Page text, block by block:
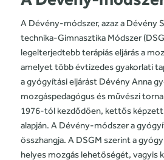
A Dévény-módszer, azaz a Dévény
technika-Gimnasztika Módszer
legelterjedtebb terápiás eljárás a
amelyet több évtizedes gyakorlati
a gyógyítási eljárást Dévény Anna
mozgáspedagógus és művészi
1976-tól kezdődően, kettős
alapján. A Dévény-módszer a
összhangja. A DSGM szerint a
helyes mozgás lehetőségét, vagyis